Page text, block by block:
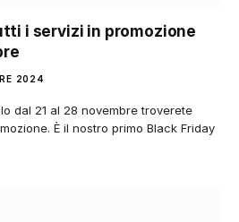
i servizi in promozione
2024
dal 21 al 28 novembre troverete
È il nostro primo Black Friday